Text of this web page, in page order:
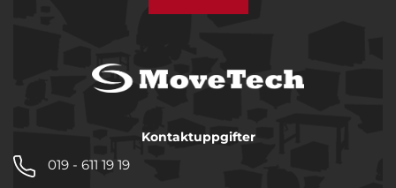
Kontaktuppgifter
019 - 611 19 19